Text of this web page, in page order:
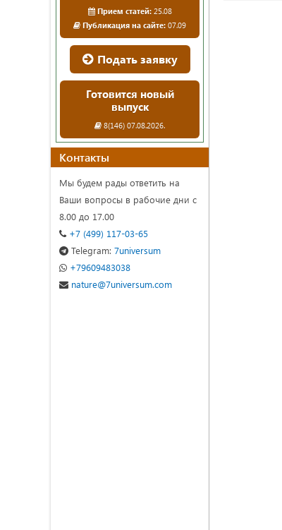
Прием статей:25.08
Публикация на сайте: 07.09
Подать заявку
Готовится новый
выпуск
8(146) 07.08.2026.
Контакты
Мы будем рады ответить на
Ваши вопросы в рабочие дни с
8.00 до 17.00
+7 (499) 117-03-65
Telegram: 7universum
+79609483038
nature@7universum.com